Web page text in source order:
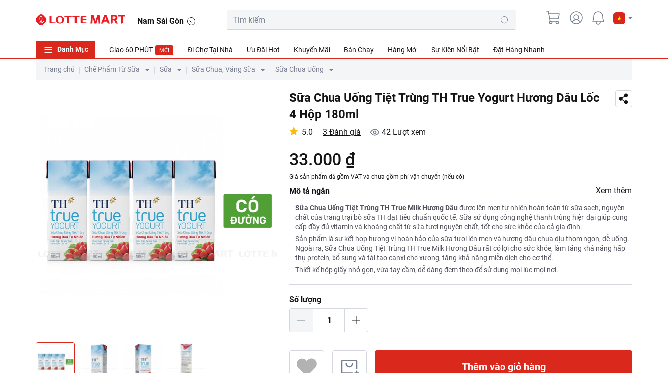
Nam Sài Gòn
Danh Mục Giao 60 PHÚT MỚI Đi Chợ Tại Nhà Ưu Đãi Hot Khuyến Mãi Bán Chạy Hàng Mới Sự Kiện Nổi Bật Đặt Hàng Nhanh
Trang chủ Chế Phẩm Từ Sữa Sữa Sữa Chua, Váng Sữa Sữa Chua Uống
Sữa Chua Uống Tiệt Trùng TH True Yogurt Hương Dâu Lốc
4 Hộp 180ml
5.0 3 Đánh giá 42 Lượt xem
33.000 ₫
Giá sản phẩm đã gồm VAT và chưa gồm phí vận chuyển (nếu có)
Mô tả ngắn Xem thêm
Sữa Chua Uống Tiệt Trùng TH True Milk Hương Dâu được lên men tự nhiên hoàn toàn từ sữa sạch, nguyên
chất của trang trại bò sữa TH đạt tiêu chuẩn quốc tế. Sữa sử dụng công nghệ thanh trùng hiện đại giúp cung
cấp đầy đủ vitamin và khoáng chất từ sữa tươi nguyên chất, tốt cho sức khỏe của cả gia đình.
Sản phẩm là sự kết hợp hương vị hoàn hảo của sữa tươi lên men và hương dâu chua dịu thơm ngon, dễ uống.
Ngoài ra, Sữa Chua Uống Tiệt Trùng TH True Milk Hương Dâu rất có lợi cho sức khỏe, làm tăng khả năng hấp
thụ protein, bổ sung và tái tạo canxi cho xương, tăng khả năng miễn dịch cho cơ thể.
Thiết kế hộp giấy nhỏ gọn, vừa tay cầm, dễ dàng đem theo để sử dụng mọi lúc mọi nơi.
Số lượng
Thêm vào giỏ hàng